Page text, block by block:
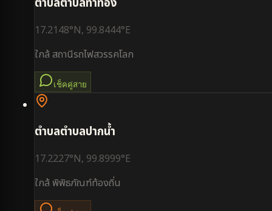
17.2148°N, 99.8444°E
ใกล้สถานีรถไฟสวรรคโลก
เช็คคู่สาย
ตำบลตำบลปากน้ำ
17.2227°N, 99.8999°E
ใกล้พิพิธภัณฑ์ท้องถิ่น